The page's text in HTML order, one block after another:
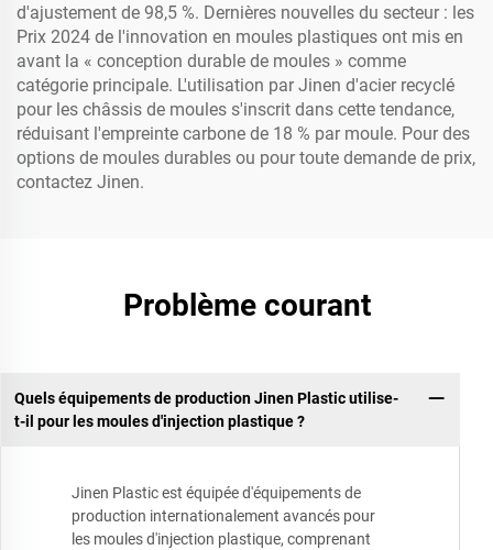
d'ajustement de 98,5 %. Dernières nouvelles du secteur : les
Prix 2024 de l'innovation en moules plastiques ont mis en
avant la « conception durable de moules » comme
catégorie principale. L'utilisation par Jinen d'acier recyclé
pour les châssis de moules s'inscrit dans cette tendance,
réduisant l'empreinte carbone de 18 % par moule. Pour des
options de moules durables ou pour toute demande de prix,
contactez Jinen.
Problème courant
Quels équipements de production Jinen Plastic utilise-
t-il pour les moules d'injection plastique ?
Jinen Plastic est équipée d'équipements de
production internationalement avancés pour
les moules d'injection plastique, comprenant